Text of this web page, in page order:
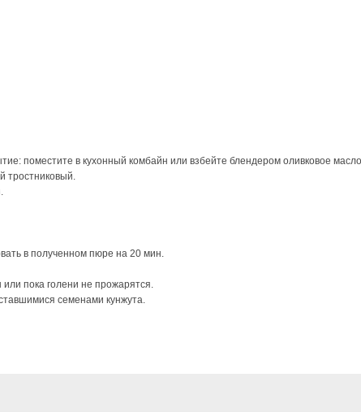
поместите в кухонный комбайн или взбейте блендером оливковое масло,
тростниковый.
в полученном пюре на 20 мин.
пока голени не прожарятся.
семенами кунжута.